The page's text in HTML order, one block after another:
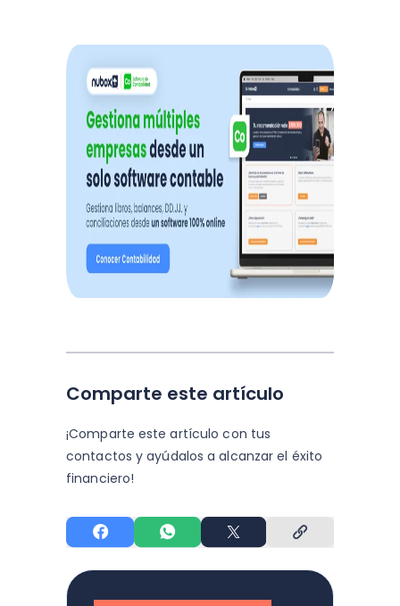
Comparte este artículo
¡Comparte este artículo con tus
contactos y ayúdalos a alcanzar el éxito
financiero!